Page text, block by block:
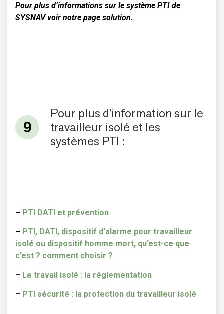
Pour plus d’informations sur le système PTI de
SYSNAV voir notre page solution.
Pour plus d’information sur le
travailleur isolé et les
systèmes PTI :
– PTI DATI et prévention
– PTI, DATI, dispositif d’alarme pour travailleur
isolé ou dispositif homme mort, qu’est-ce que
c’est ? comment choisir ?
– Le travail isolé : la réglementation
– PTI sécurité : la protection du travailleur isolé